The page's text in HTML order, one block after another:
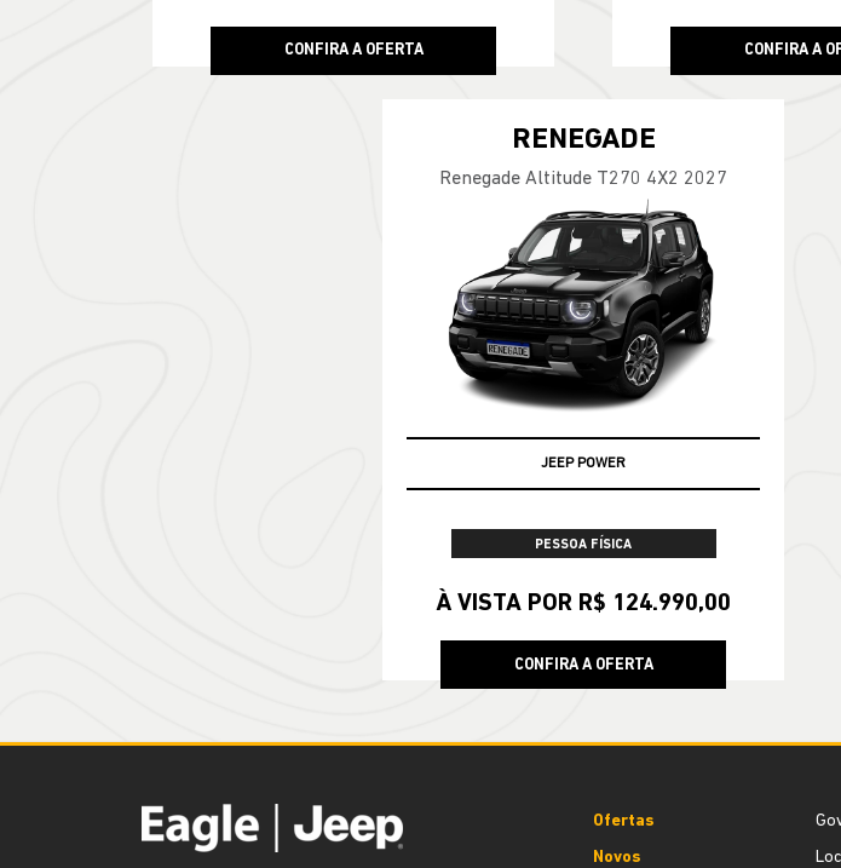
CONFIRA A OFERTA CONFIRA A
RENEGADE
Renegade Altitude T270 4X2 2027
JEEP POWER
PESSOA FÍSICA
À VISTA POR R$ 124.990,00
CONFIRA A OFERTA
Ofertas
Novos